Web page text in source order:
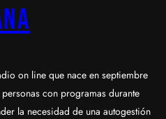
on line que nace en septiembre
con programas durante
la necesidad de una autogestión